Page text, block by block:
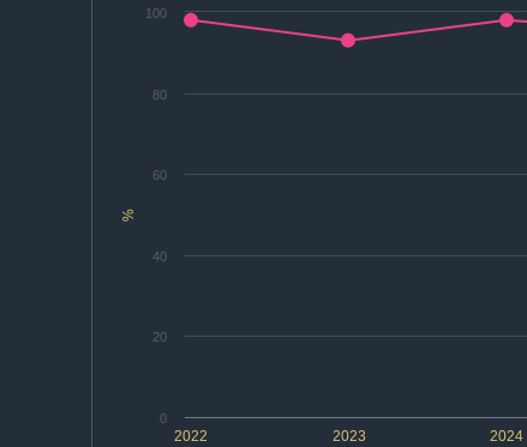
%
2022 2023 2024
0
20
40
60
80
100